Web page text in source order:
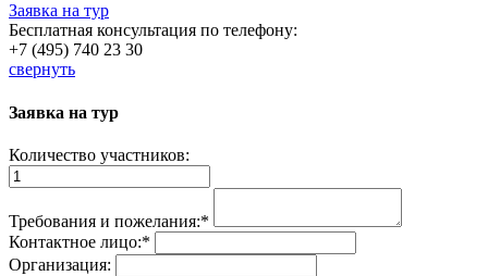
Заявка на тур
Бесплатная консультация по телефону:
+7 (495) 740 23 30
свернуть
Заявка на тур
Количество участников:
Требования и пожелания:*
Контактное лицо:*
Организация: